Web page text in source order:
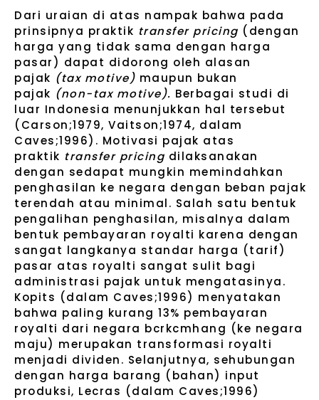
Dari uraian di atas nampak bahwa pada
prinsipnya praktik transfer pricing (dengan
harga yang tidak sama dengan harga
pasar) dapat didorong oleh alasan
pajak (tax motive) maupun bukan
pajak (non-tax motive). Berbagai studi di
luar Indonesia menunjukkan hal tersebut
(Carson;1979, Vaitson;1974, dalam
Caves;1996). Motivasi pajak atas
praktik transfer pricing dilaksanakan
dengan sedapat mungkin memindahkan
penghasilan ke negara dengan beban pajak
terendah atau minimal. Salah satu bentuk
pengalihan penghasilan, misalnya dalam
bentuk pembayaran royalti karena dengan
sangat langkanya standar harga (tarif)
pasar atas royalti sangat sulit bagi
administrasi pajak untuk mengatasinya.
Kopits (dalam Caves;1996) menyatakan
bahwa paling kurang 13% pembayaran
royalti dari negara bcrkcmhang (ke negara
maju) merupakan transformasi royalti
menjadi dividen. Selanjutnya, sehubungan
dengan harga barang (bahan) input
produksi, Lecras (dalam Caves;1996)